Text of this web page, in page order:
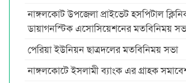
নাঙ্গলকোট উপজেলা প্রাইভেট হসপিটাল
ডায়াগনস্টিক এসোসিয়েশনের মতবিনিময়
পেরিয়া ইউনিয়ন ছাত্রদলের মতবিনিময় সভা
নাঙ্গলকোটে ইসলামী ব্যাংক এর গ্রাহক